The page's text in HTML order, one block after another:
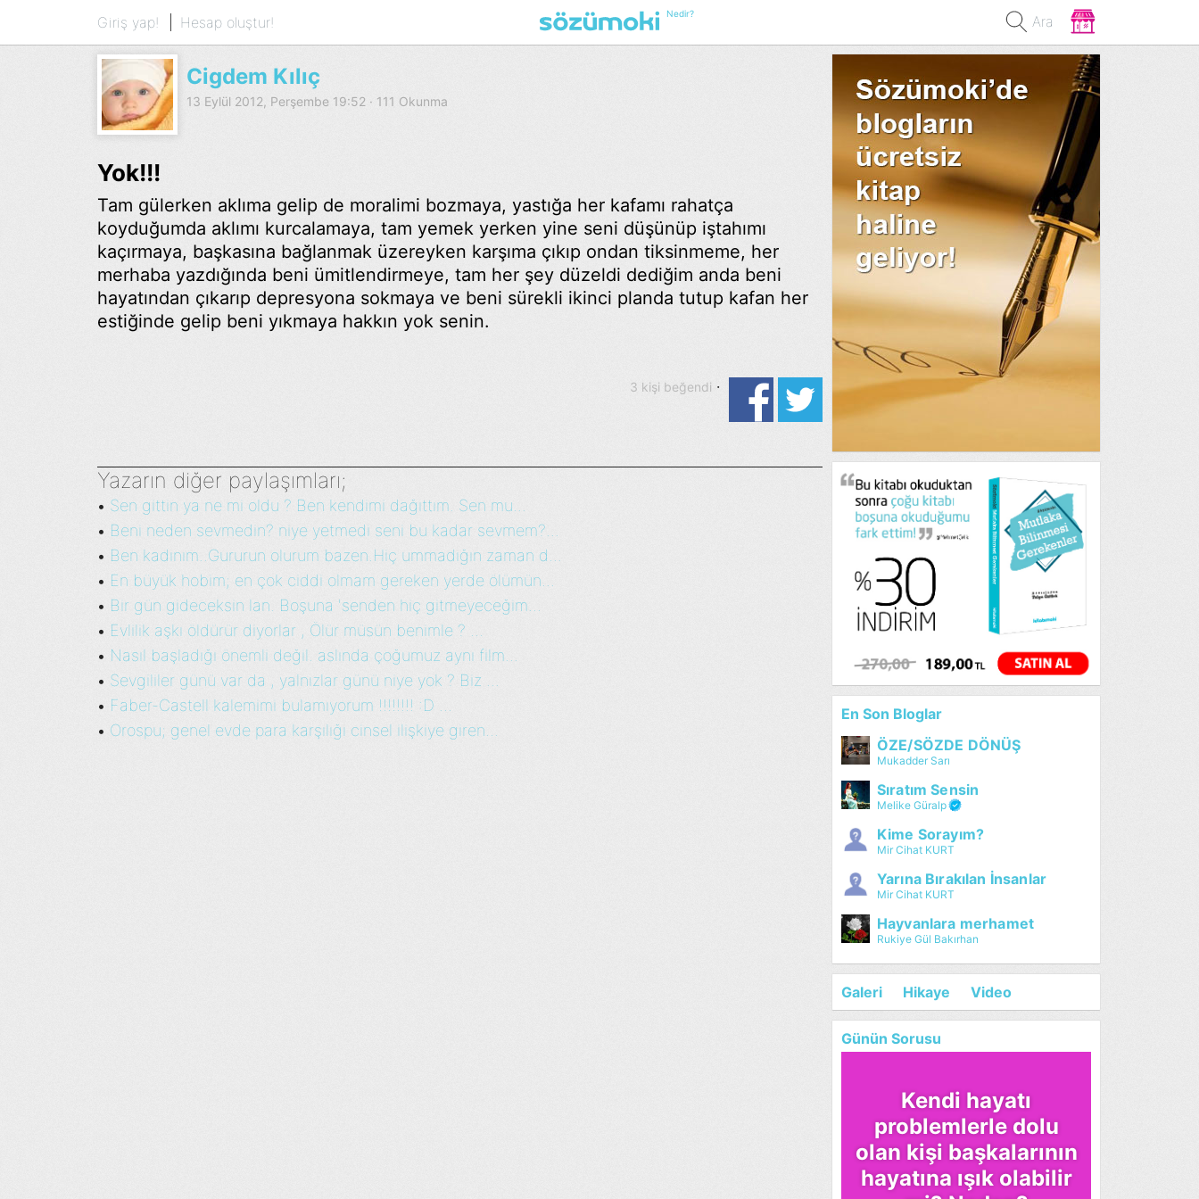
Giriş yap! Hesap oluştur! Nedir? Ara
Cigdem Kılıç
13 Eylül 2012, Perşembe 19:52 · 111 Okunma
Yok!!!
Tam gülerken aklıma gelip de moralimi bozmaya, yastığa her kafamı rahatça
koyduğumda aklımı kurcalamaya, tam yemek yerken yine seni düşünüp iştahımı
kaçırmaya, başkasına bağlanmak üzereyken karşıma çıkıp ondan tiksinmeme, her
merhaba yazdığında beni ümitlendirmeye, tam her şey düzeldi dediğim anda beni
hayatından çıkarıp depresyona sokmaya ve beni sürekli ikinci planda tutup kafan her
estiğinde gelip beni yıkmaya hakkın yok senin.
3 kişi beğendi ·
Yazarın diğer paylaşımları;
• Sen gittin ya ne mi oldu ? Ben kendimi dağıttım. Sen mu...
• Beni neden sevmedin? niye yetmedi seni bu kadar sevmem?...
• Ben kadınım..Gururun olurum bazen.Hiç ummadığın zaman d...
• En büyük hobim; en çok ciddi olmam gereken yerde ölümün...
• Bir gün gideceksin lan. Boşuna 'senden hiç gitmeyeceğim...
• Evlilik aşkı öldürür diyorlar , Ölür müsün benimle ? ...
• Nasıl başladığı önemli değil. aslında çoğumuz aynı film...
• Sevgililer günü var da , yalnızlar günü niye yok ? Biz ...
• Faber-Castell kalemimi bulamıyorum !!!!!!!! :D ...
• Orospu; genel evde para karşılığı cinsel ilişkiye giren...
En Son Bloglar
ÖZE/SÖZDE DÖNÜŞ
Mukadder Sarı
Sıratım Sensin
Melike Güralp
Kime Sorayım?
Mir Cihat KURT
Yarına Bırakılan İnsanlar
Mir Cihat KURT
Hayvanlara merhamet
Rukiye Gül Bakırhan
Galeri Hikaye Video
Günün Sorusu
Kendi hayatı
problemlerle dolu
olan kişi başkalarının
hayatına ışık olabilir